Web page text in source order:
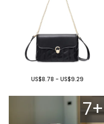
US$8.78 - US$9.29
7+